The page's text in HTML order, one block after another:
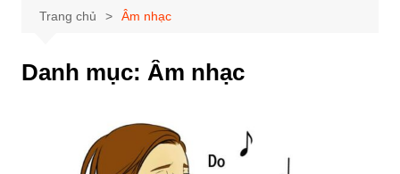
Trang chủ Âm nhạc
Danh mục: Âm nhạc